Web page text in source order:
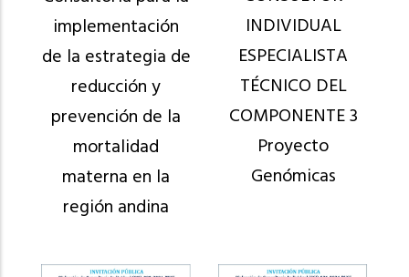
implementación
de la estrategia de
reducción y
prevención de la
mortalidad
materna en la
región andina
INDIVIDUAL
ESPECIALISTA
TÉCNICO DEL
COMPONENTE 3
Proyecto
Genómicas